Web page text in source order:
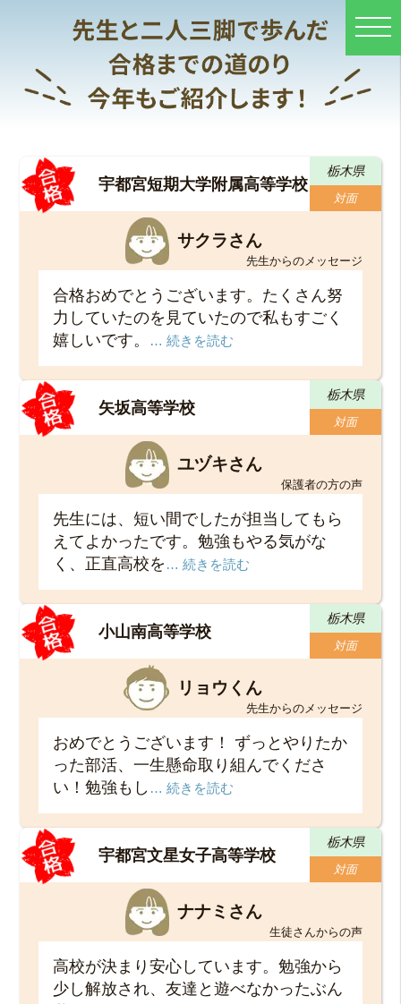
宇都宮短期大学附属高等学校
栃木県
対面
サクラさん
先生からのメッセージ
合格おめでとうございます。たくさん努
力していたのを見ていたので私もすごく
嬉しいです。
… 続きを読む
矢坂高等学校
栃木県
対面
ユヅキさん
保護者の方の声
先生には、短い間でしたが担当してもら
えてよかったです。勉強もやる気がな
く、正直高校を … 続きを読む
小山南高等学校
栃木県
対面
リョウくん
先生からのメッセージ
おめでとうございます！ ずっとやりたか
った部活、一生懸命取り組んでくださ
い！勉強もし … 続きを読む
宇都宮文星女子高等学校
栃木県
対面
ナナミさん
生徒さんからの声
高校が決まり安心しています。勉強から
少し解放され、友達と遊べなかったぶん